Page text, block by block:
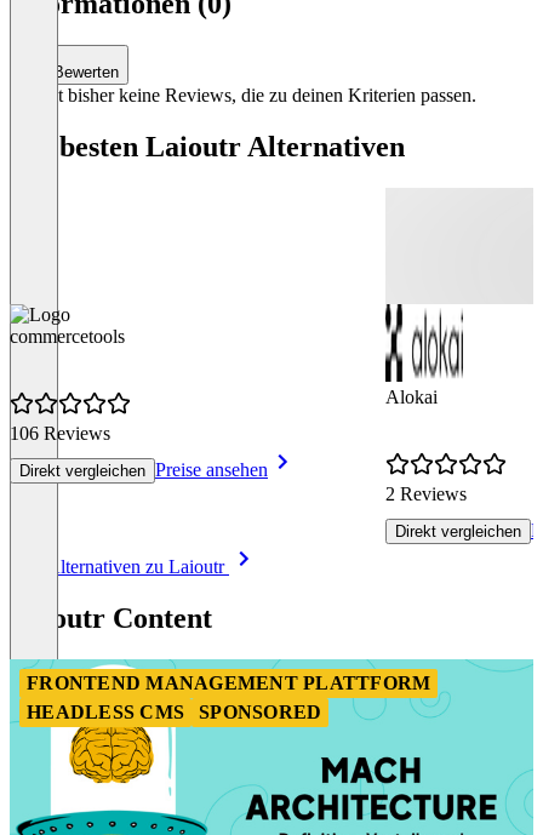
Bewerten
Es gibt bisher keine Reviews, die zu deinen Kriterien passen.
Die besten Laioutr Alternativen
commercetools
106 Reviews
Direkt vergleichen Preise ansehen
Alokai
2 Reviews
Direkt vergleichen
Alle Alternativen zu Laioutr
Laioutr Content
FRONTEND MANAGEMENT PLATTFORM
HEADLESS CMS
SPONSORED